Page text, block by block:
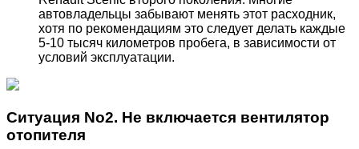
автовладельцы забывают менять этот расходник,
хотя по рекомендациям это следует делать каждые
5-10 тысяч километров пробега, в зависимости от
условий эксплуатации.
Ситуация No2. Не включается вентилятор
отопителя